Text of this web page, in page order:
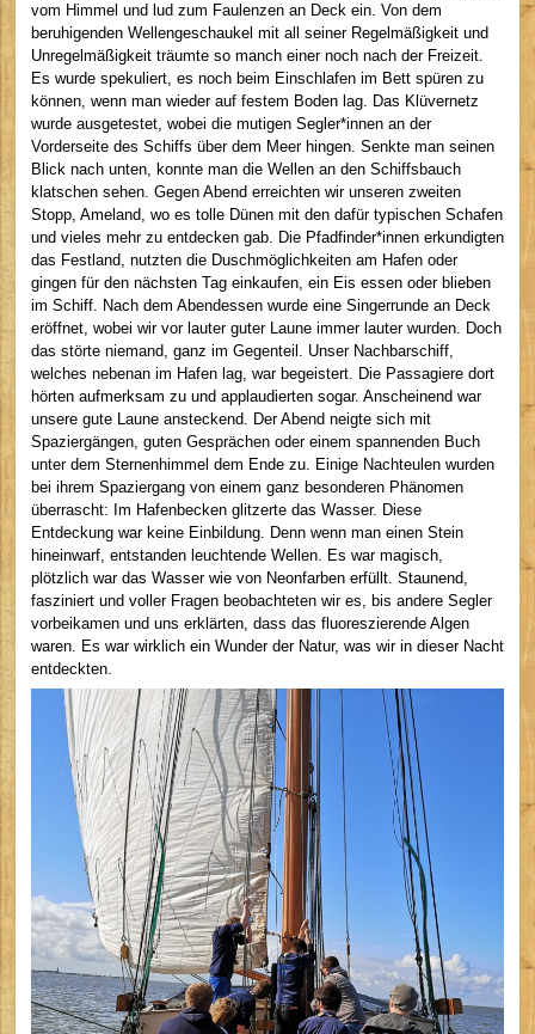
vom Himmel und lud zum Faulenzen an Deck ein. Von dem
beruhigenden Wellengeschaukel mit all seiner Regelmäßigkeit und
Unregelmäßigkeit träumte so manch einer noch nach der Freizeit.
Es wurde spekuliert, es noch beim Einschlafen im Bett spüren zu
können, wenn man wieder auf festem Boden lag. Das Klüvernetz
wurde ausgetestet, wobei die mutigen Segler*innen an der
Vorderseite des Schiffs über dem Meer hingen. Senkte man seinen
Blick nach unten, konnte man die Wellen an den Schiffsbauch
klatschen sehen. Gegen Abend erreichten wir unseren zweiten
Stopp, Ameland, wo es tolle Dünen mit den dafür typischen Schafen
und vieles mehr zu entdecken gab. Die Pfadfinder*innen erkundigten
das Festland, nutzten die Duschmöglichkeiten am Hafen oder
gingen für den nächsten Tag einkaufen, ein Eis essen oder blieben
im Schiff. Nach dem Abendessen wurde eine Singerrunde an Deck
eröffnet, wobei wir vor lauter guter Laune immer lauter wurden. Doch
das störte niemand, ganz im Gegenteil. Unser Nachbarschiff,
welches nebenan im Hafen lag, war begeistert. Die Passagiere dort
hörten aufmerksam zu und applaudierten sogar. Anscheinend war
unsere gute Laune ansteckend. Der Abend neigte sich mit
Spaziergängen, guten Gesprächen oder einem spannenden Buch
unter dem Sternenhimmel dem Ende zu. Einige Nachteulen wurden
bei ihrem Spaziergang von einem ganz besonderen Phänomen
überrascht: Im Hafenbecken glitzerte das Wasser. Diese
Entdeckung war keine Einbildung. Denn wenn man einen Stein
hineinwarf, entstanden leuchtende Wellen. Es war magisch,
plötzlich war das Wasser wie von Neonfarben erfüllt. Staunend,
fasziniert und voller Fragen beobachteten wir es, bis andere Segler
vorbeikamen und uns erklärten, dass das fluoreszierende Algen
waren. Es war wirklich ein Wunder der Natur, was wir in dieser Nacht
entdeckten.